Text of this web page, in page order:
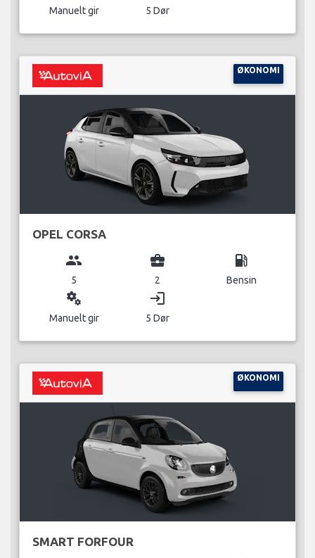
Manuelt gir 5 Dør
ØKONOMI
OPEL CORSA
group
5
business_center
2
local_gas_station
Bensin
miscellaneous_services
Manuelt gir
login
5 Dør
ØKONOMI
SMART FORFOUR